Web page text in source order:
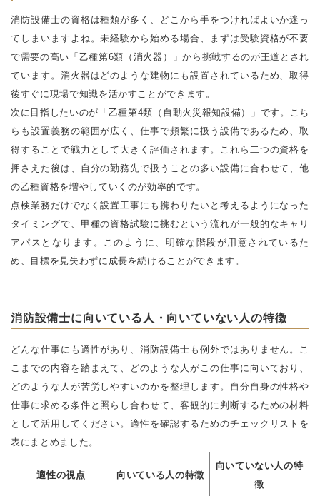
消防設備士の資格は種類が多く、どこから手をつければよいか迷っ
てしまいますよね。未経験から始める場合、まずは受験資格が不要
で需要の高い「乙種第6類（消火器）」から挑戦するのが王道とされ
ています。消火器はどのような建物にも設置されているため、取得
後すぐに現場で知識を活かすことができます。
次に目指したいのが「乙種第4類（自動火災報知設備）」です。こち
らも設置義務の範囲が広く、仕事で頻繁に扱う設備であるため、取
得することで戦力として大きく評価されます。これら二つの資格を
押さえた後は、自分の勤務先で扱うことの多い設備に合わせて、他
の乙種資格を増やしていくのが効率的です。
点検業務だけでなく設置工事にも携わりたいと考えるようになった
タイミングで、甲種の資格試験に挑むという流れが一般的なキャリ
アパスとなります。このように、明確な階段が用意されているた
め、目標を見失わずに成長を続けることができます。
消防設備士に向いている人・向いていない人の特徴
どんな仕事にも適性があり、消防設備士も例外ではありません。こ
こまでの内容を踏まえて、どのような人がこの仕事に向いており、
どのような人が苦労しやすいのかを整理します。自分自身の性格や
仕事に求める条件と照らし合わせて、客観的に判断するための材料
として活用してください。適性を確認するためのチェックリストを
表にまとめました。
適性の視点 向いている人の特徴
向いていない人の特
徴